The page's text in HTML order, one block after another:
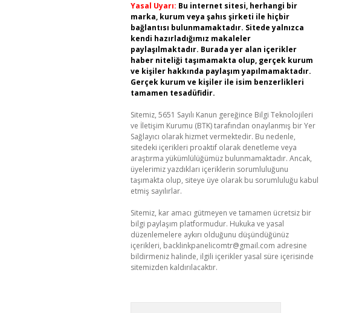
Yasal Uyarı: Bu internet sitesi, herhangi bir
marka, kurum veya şahıs şirketi ile hiçbir
bağlantısı bulunmamaktadır. Sitede yalnızca
kendi hazırladığımız makaleler
paylaşılmaktadır. Burada yer alan içerikler
haber niteliği taşımamakta olup, gerçek kurum
ve kişiler hakkında paylaşım yapılmamaktadır.
Gerçek kurum ve kişiler ile isim benzerlikleri
tamamen tesadüfidir.
Sitemiz, 5651 Sayılı Kanun gereğince Bilgi Teknolojileri
ve İletişim Kurumu (BTK) tarafından onaylanmış bir Yer
Sağlayıcı olarak hizmet vermektedir. Bu nedenle,
sitedeki içerikleri proaktif olarak denetleme veya
araştırma yükümlülüğümüz bulunmamaktadır. Ancak,
üyelerimiz yazdıkları içeriklerin sorumluluğunu
taşımakta olup, siteye üye olarak bu sorumluluğu kabul
etmiş sayılırlar.
Sitemiz, kar amacı gütmeyen ve tamamen ücretsiz bir
bilgi paylaşım platformudur. Hukuka ve yasal
düzenlemelere aykırı olduğunu düşündüğünüz
içerikleri, backlinkpanelicomtr@gmail.com adresine
bildirmeniz halinde, ilgili içerikler yasal süre içerisinde
sitemizden kaldırılacaktır.